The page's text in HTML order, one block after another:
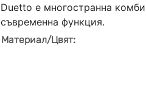
Duetto е многостранна
съвременна функция.
Материал/Цвят: